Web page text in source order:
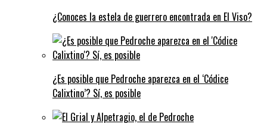
¿Conoces la estela de guerrero encontrada en El Viso?
¿Es posible que Pedroche aparezca en el ‘Códice
Calixtino’? Sí, es posible